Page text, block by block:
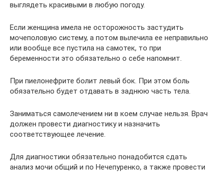
выглядеть красивыми в любую погоду.
Если женщина имела не осторожность застудить
мочеполовую систему, а потом вылечила ее неправильно
или вообще все пустила на самотек, то при
беременности это обязательно о себе напомнит.
При пиелонефрите болит левый бок. При этом боль
обязательно будет отдавать в заднюю часть тела.
Заниматься самолечением ни в коем случае нельзя. Врач
должен провести диагностику и назначить
соответствующее лечение.
Для диагностики обязательно понадобится сдать
анализ мочи общий и по Нечепуренко, а также провести